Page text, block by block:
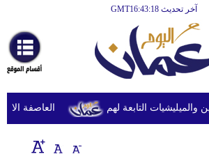
آخر تحديث GMT16:43:18
أخبارعاجلة
رياضة
ثقافة
إقتصاد
العاصفة التابعة لهم